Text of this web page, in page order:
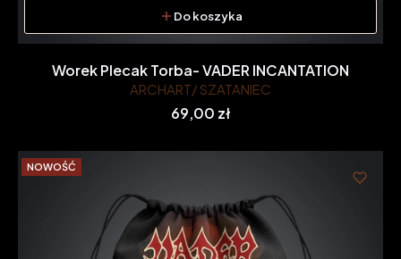
Do koszyka
Worek Plecak Torba- VADER INCANTATION
ARCHART/ SZATANIEC
Cena
69,00 zł
NOWOŚĆ